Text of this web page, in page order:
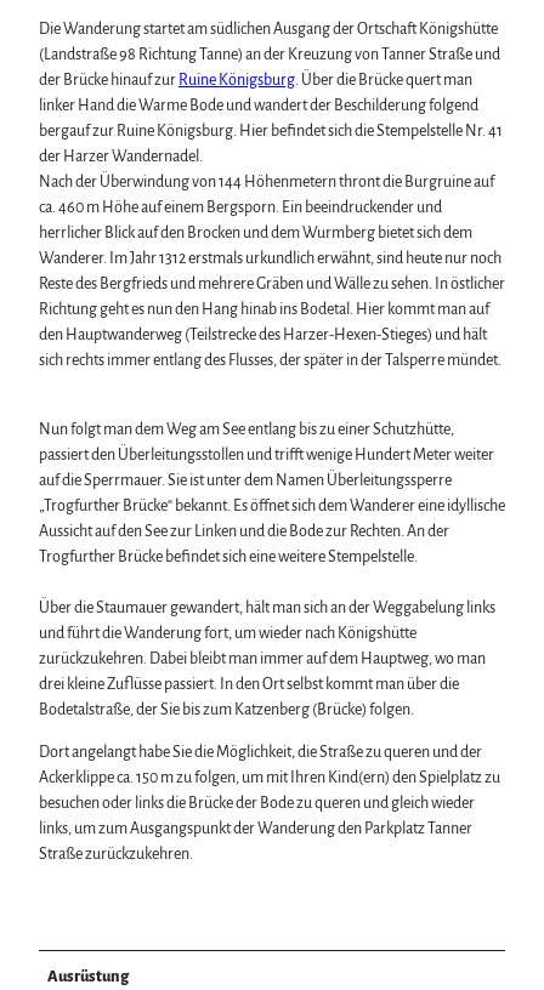
Die Wanderung startet am südlichen Ausgang der Ortschaft Königshütte
(Landstraße 98 Richtung Tanne) an der Kreuzung von Tanner Straße und
der Brücke hinauf zur Ruine Königsburg. Über die Brücke quert man
linker Hand die Warme Bode und wandert der Beschilderung folgend
bergauf zur Ruine Königsburg. Hier befindet sich die Stempelstelle Nr. 41
der Harzer Wandernadel.
Nach der Überwindung von 144 Höhenmetern thront die Burgruine auf
ca. 460 m Höhe auf einem Bergsporn. Ein beeindruckender und
herrlicher Blick auf den Brocken und dem Wurmberg bietet sich dem
Wanderer. Im Jahr 1312 erstmals urkundlich erwähnt, sind heute nur noch
Reste des Bergfrieds und mehrere Gräben und Wälle zu sehen. In östlicher
Richtung geht es nun den Hang hinab ins Bodetal. Hier kommt man auf
den Hauptwanderweg (Teilstrecke des Harzer-Hexen-Stieges) und hält
sich rechts immer entlang des Flusses, der später in der Talsperre mündet.
Nun folgt man dem Weg am See entlang bis zu einer Schutzhütte,
passiert den Überleitungsstollen und trifft wenige Hundert Meter weiter
auf die Sperrmauer. Sie ist unter dem Namen Überleitungssperre
„Trogfurther Brücke“ bekannt. Es öffnet sich dem Wanderer eine idyllische
Aussicht auf den See zur Linken und die Bode zur Rechten. An der
Trogfurther Brücke befindet sich eine weitere Stempelstelle.
Über die Staumauer gewandert, hält man sich an der Weggabelung links
und führt die Wanderung fort, um wieder nach Königshütte
zurückzukehren. Dabei bleibt man immer auf dem Hauptweg, wo man
drei kleine Zuflüsse passiert. In den Ort selbst kommt man über die
Bodetalstraße, der Sie bis zum Katzenberg (Brücke) folgen.
Dort angelangt habe Sie die Möglichkeit, die Straße zu queren und der
Ackerklippe ca. 150 m zu folgen, um mit Ihren Kind(ern) den Spielplatz zu
besuchen oder links die Brücke der Bode zu queren und gleich wieder
links, um zum Ausgangspunkt der Wanderung den Parkplatz Tanner
Straße zurückzukehren.
Ausrüstung